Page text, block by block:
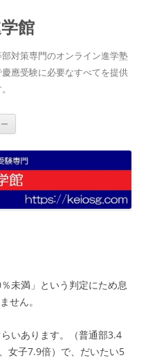
館
対策専門のオンライン進学塾
應受験に必要なすべてを提供
未満」という判定にため息
せん。
いあります。（普通部3.4
女子7.9倍）で、だいたい5